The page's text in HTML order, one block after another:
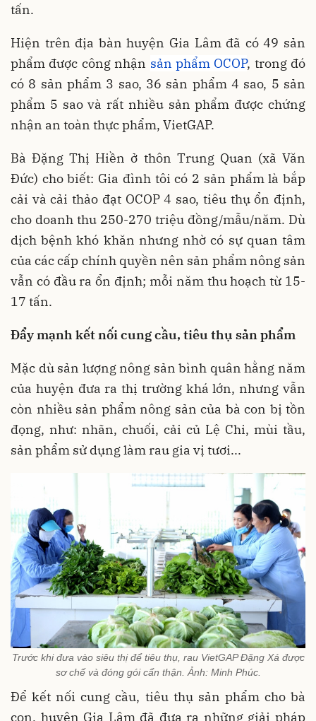
tấn.
Hiện trên địa bàn huyện Gia Lâm đã có 49 sản
phẩm được công nhận sản phẩm OCOP, trong đó
có 8 sản phẩm 3 sao, 36 sản phẩm 4 sao, 5 sản
phẩm 5 sao và rất nhiều sản phẩm được chứng
nhận an toàn thực phẩm, VietGAP.
Bà Đặng Thị Hiền ở thôn Trung Quan (xã Văn
Đức) cho biết: Gia đình tôi có 2 sản phẩm là bắp
cải và cải thảo đạt OCOP 4 sao, tiêu thụ ổn định,
cho doanh thu 250-270 triệu đồng/mẫu/năm. Dù
dịch bệnh khó khăn nhưng nhờ có sự quan tâm
của các cấp chính quyền nên sản phẩm nông sản
vẫn có đầu ra ổn định; mỗi năm thu hoạch từ 15-
17 tấn.
Đẩy mạnh kết nối cung cầu, tiêu thụ sản phẩm
Mặc dù sản lượng nông sản bình quân hằng năm
của huyện đưa ra thị trường khá lớn, nhưng vẫn
còn nhiều sản phẩm nông sản của bà con bị tồn
đọng, như: nhãn, chuối, cải củ Lệ Chi, mùi tầu,
sản phẩm sử dụng làm rau gia vị tươi...
Trước khi đưa vào siêu thị để tiêu thụ, rau VietGAP Đặng Xá được
sơ chế và đóng gói cẩn thận. Ảnh: Minh Phúc.
Để kết nối cung cầu, tiêu thụ sản phẩm cho bà
con, huyện Gia Lâm đã đưa ra những giải pháp